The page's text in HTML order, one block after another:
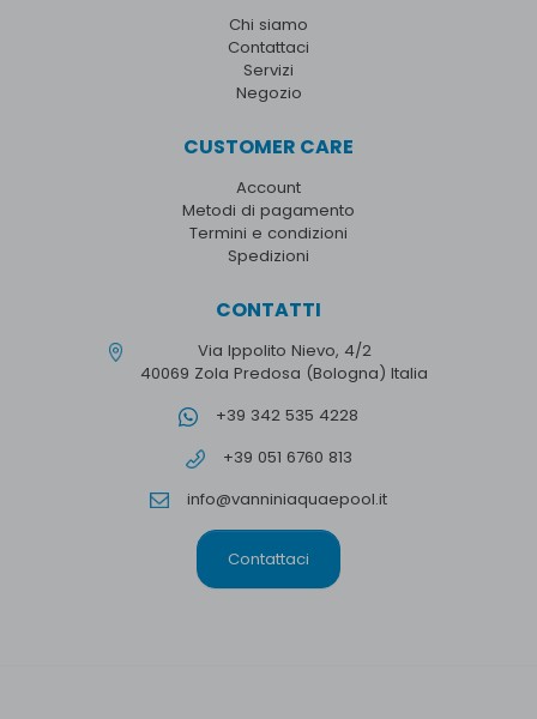
Chi siamo
Contattaci
Servizi
Negozio
CUSTOMER CARE
Account
Metodi di pagamento
Termini e condizioni
Spedizioni
CONTATTI
Via Ippolito Nievo, 4/2
40069 Zola Predosa (Bologna) Italia
+39 342 535 4228
+39 051 6760 813
info@vanniniaquaepool.it
Contattaci